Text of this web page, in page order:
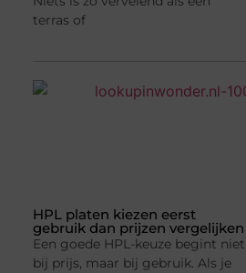
terras of
HPL platen kiezen eerst
gebruik dan prijzen vergelijken
Een goede HPL-keuze begint niet
bij prijs, maar bij gebruik. Als je